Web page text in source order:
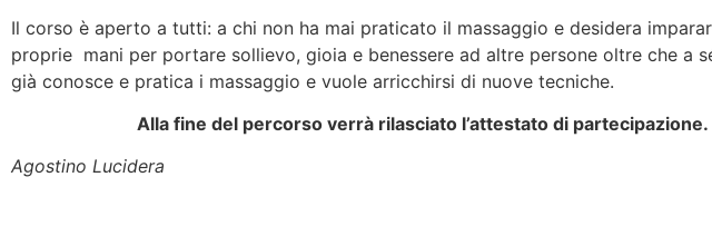
Il corso è aperto a tutti: a chi non ha mai praticato il massaggio e desidera
proprie mani per portare sollievo, gioia e benessere ad altre persone oltre che a
già conosce e pratica i massaggio e vuole arricchirsi di nuove tecniche.
Alla fine del percorso verrà rilasciato l’attestato di partecipazione.
Agostino Lucidera